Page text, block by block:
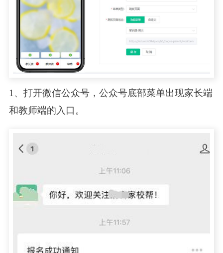
1、打开微信公众号，公众号底部菜单出现家长端
和教师端的入口。